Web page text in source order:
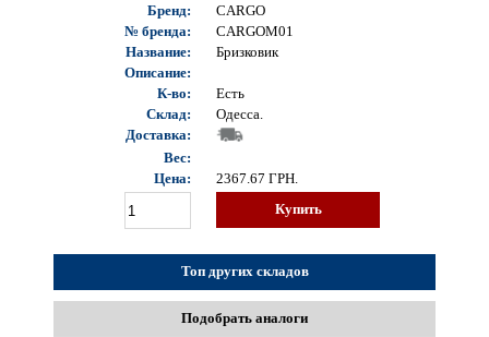
Бренд:
CARGO
№ бренда:
CARGOM01
Название:
Бризковик
Описание:
К-во:
Есть
Склад:
Одесса.
Доставка:
Вес:
Цена:
2367.67 ГРН.
Купить
Топ других складов
Подобрать аналоги